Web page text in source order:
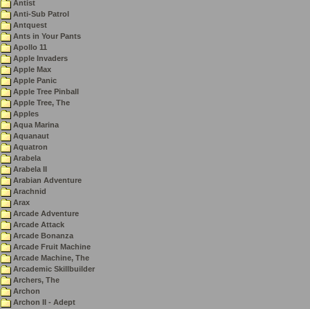
Antist
Anti-Sub Patrol
Antquest
Ants in Your Pants
Apollo 11
Apple Invaders
Apple Max
Apple Panic
Apple Tree Pinball
Apple Tree, The
Apples
Aqua Marina
Aquanaut
Aquatron
Arabela
Arabela II
Arabian Adventure
Arachnid
Arax
Arcade Adventure
Arcade Attack
Arcade Bonanza
Arcade Fruit Machine
Arcade Machine, The
Arcademic Skillbuilder
Archers, The
Archon
Archon II - Adept